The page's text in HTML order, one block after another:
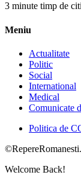
3 minute timp de
Meniu
Actualitate
Politic
Social
International
Medical
Comunicate
Politica de
Welcome Back!